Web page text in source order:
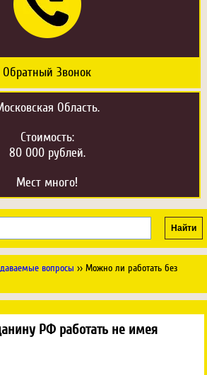
Обратный Звонок
Область.
Стоимость:
80 000 рублей.
Мест много!
Передумал. Закрыть окно.
вопросы ›› Можно ли работать без
РФ работать не имея